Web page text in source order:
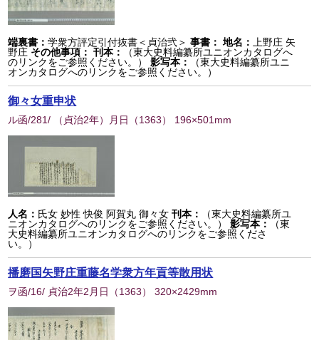
端裏書：学衆方評定引付抜書＜貞治弐＞ 事書： 地名：
上野庄 矢
野庄 その他事項： 刊本：
（東大史料編纂所ユニオンカタログへ
のリンクをご参照ください。）
影写本：
（東大史料編纂所ユニ
オンカタログへのリンクをご参照ください。）
御々女重申状
ル函/281/ （貞治2年）月日 （1363） 196×501mm
人名： 氏女 妙性 快俊 阿賀丸 御々女 刊本：
（東大史料編纂所ユ
ニオンカタログへのリンクをご参照ください。）
影写本：
（東
大史料編纂所ユニオンカタログへのリンクをご参照くださ
い。）
播磨国矢野庄重藤名学衆方年貢等散用状
ヲ函/16/ 貞治2年2月日 （1363） 320×2429mm